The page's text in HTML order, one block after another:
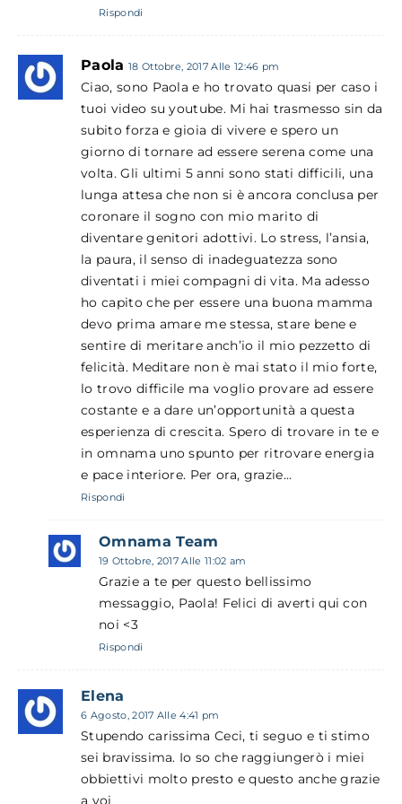
Rispondi
Paola 18 Ottobre, 2017 Alle 12:46 pm
Ciao, sono Paola e ho trovato quasi per caso i
tuoi video su youtube. Mi hai trasmesso sin da
subito forza e gioia di vivere e spero un
giorno di tornare ad essere serena come una
volta. Gli ultimi 5 anni sono stati difficili, una
lunga attesa che non si è ancora conclusa per
coronare il sogno con mio marito di
diventare genitori adottivi. Lo stress, l’ansia,
la paura, il senso di inadeguatezza sono
diventati i miei compagni di vita. Ma adesso
ho capito che per essere una buona mamma
devo prima amare me stessa, stare bene e
sentire di meritare anch’io il mio pezzetto di
felicità. Meditare non è mai stato il mio forte,
lo trovo difficile ma voglio provare ad essere
costante e a dare un’opportunità a questa
esperienza di crescita. Spero di trovare in te e
in omnama uno spunto per ritrovare energia
e pace interiore. Per ora, grazie…
Rispondi
Omnama Team
19 Ottobre, 2017 Alle 11:02 am
Grazie a te per questo bellissimo
messaggio, Paola! Felici di averti qui con
noi <3
Rispondi
Elena
6 Agosto, 2017 Alle 4:41 pm
Stupendo carissima Ceci, ti seguo e ti stimo
sei bravissima. Io so che raggiungerò i miei
obbiettivi molto presto e questo anche grazie
a voi